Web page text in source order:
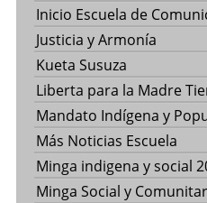
Inicio Escuela de
Justicia y Armonía
Kueta Susuza
Liberta para la Madre
Mandato Indígena y
Más Noticias Escuela
Minga indigena y social
Minga Social y